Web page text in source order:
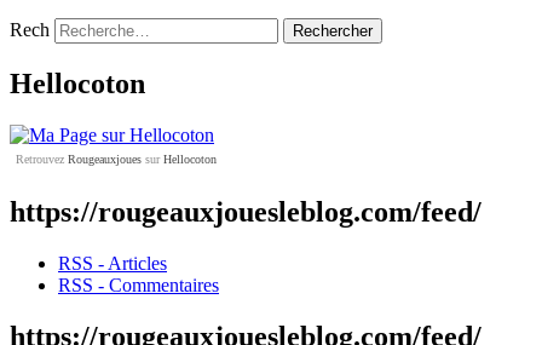
Rech
Hellocoton
Retrouvez Rougeauxjoues surHellocoton
https://rougeauxjouesleblog.com/feed/
RSS - Articles
RSS - Commentaires
https://rougeauxjouesleblog.com/feed/